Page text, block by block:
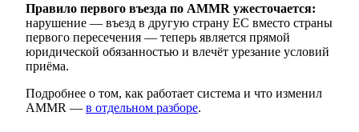
Правило первого въезда по AMMR ужесточается:
нарушение — въезд в другую страну ЕС вместо страны
первого пересечения — теперь является прямой
юридической обязанностью и влечёт урезание условий
приёма.
Подробнее о том, как работает система и что изменил
AMMR — в отдельном разборе.